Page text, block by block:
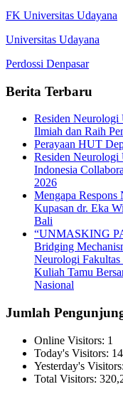
FK Universitas Udayana
Universitas Udayana
Perdossi Denpasar
Berita Terbaru
Residen Neurologi
Ilmiah dan Raih
Perayaan HUT
Residen Neurologi
Indonesia
2026
Mengapa Respons
Kupasan dr. Eka
Bali
“UNMASKING
Bridging
Neurologi
Kuliah Tamu
Nasional
Jumlah
Online Visitors: 1
Today's Visitors:
Yesterday's Visitors:
Total Visitors: